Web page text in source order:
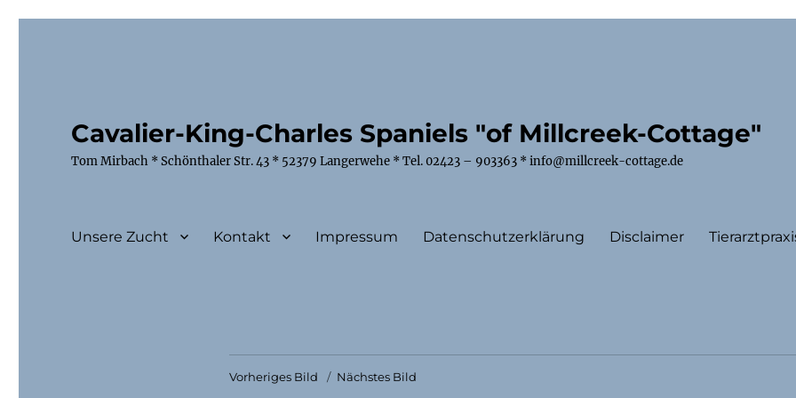
Cavalier-King-Charles Spaniels "of Millcreek-Cottage"
Tom Mirbach * Schönthaler Str. 43 * 52379 Langerwehe * Tel. 02423 – 903363 * info@millcreek-cottage.de
Unsere Zucht Kontakt Impressum Datenschutzerklärung Disclaimer
Vorheriges Bild Nächstes Bild